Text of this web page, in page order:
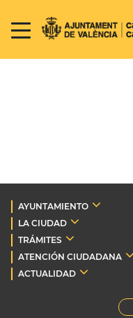
AYUNTAMIENTO
LA CIUDAD
TRÁMITES
ATENCIÓN CIUDADANA
ACTUALIDAD